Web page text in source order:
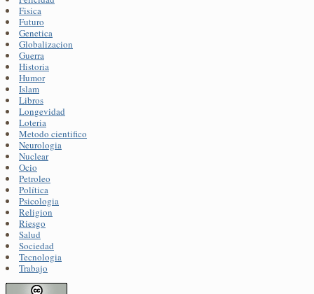
Fisica
Futuro
Genetica
Globalizacion
Guerra
Historia
Humor
Islam
Libros
Longevidad
Loteria
Metodo cientifico
Neurologia
Nuclear
Ocio
Petroleo
Política
Psicologia
Religion
Riesgo
Salud
Sociedad
Tecnologia
Trabajo